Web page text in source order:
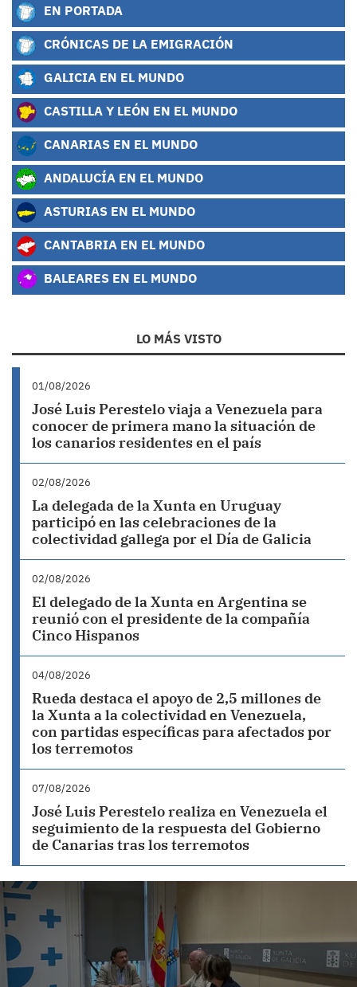
EN PORTADA
CRÓNICAS DE LA EMIGRACIÓN
GALICIA EN EL MUNDO
CASTILLA Y LEÓN EN EL MUNDO
CANARIAS EN EL MUNDO
ANDALUCÍA EN EL MUNDO
ASTURIAS EN EL MUNDO
CANTABRIA EN EL MUNDO
BALEARES EN EL MUNDO
LO MÁS VISTO
01/08/2026
José Luis Perestelo viaja a Venezuela para
conocer de primera mano la situación de
los canarios residentes en el país
02/08/2026
La delegada de la Xunta en Uruguay
participó en las celebraciones de la
colectividad gallega por el Día de Galicia
02/08/2026
El delegado de la Xunta en Argentina se
reunió con el presidente de la compañía
Cinco Hispanos
04/08/2026
Rueda destaca el apoyo de 2,5 millones de
la Xunta a la colectividad en Venezuela,
con partidas específicas para afectados por
los terremotos
07/08/2026
José Luis Perestelo realiza en Venezuela el
seguimiento de la respuesta del Gobierno
de Canarias tras los terremotos